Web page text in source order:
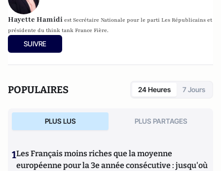
Hayette Hamidi est Secrétaire Nationale pour le parti Les Républicains et
présidente du think tank France Fière.
SUIVRE
POPULAIRES 24 Heures 7 Jours
PLUS LUS PLUS PARTAGES
1Les Français moins riches que la moyenne
européenne pour la 3e année consécutive : jusqu'où